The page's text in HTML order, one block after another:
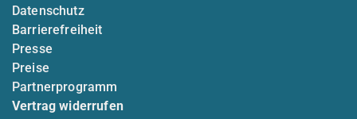
Datenschutz
Barrierefreiheit
Presse
Preise
Partnerprogramm
Vertrag widerrufen